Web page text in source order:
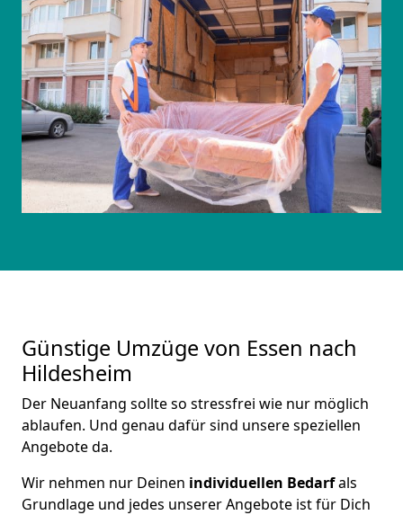
Günstige Umzüge von Essen nach
Hildesheim
Der Neuanfang sollte so stressfrei wie nur möglich
ablaufen. Und genau dafür sind unsere speziellen
Angebote da.
Wir nehmen nur Deinen individuellen Bedarfals
Grundlage und jedes unserer Angebote ist für Dich